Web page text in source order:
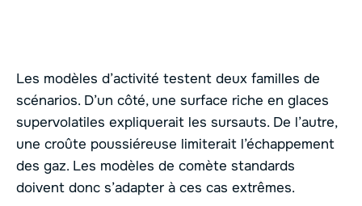
Les modèles d’activité testent deux familles de
scénarios. D’un côté, une surface riche en glaces
supervolatiles expliquerait les sursauts. De l’autre,
une croûte poussiéreuse limiterait l’échappement
des gaz. Les modèles de comète standards
doivent donc s’adapter à ces cas extrêmes.